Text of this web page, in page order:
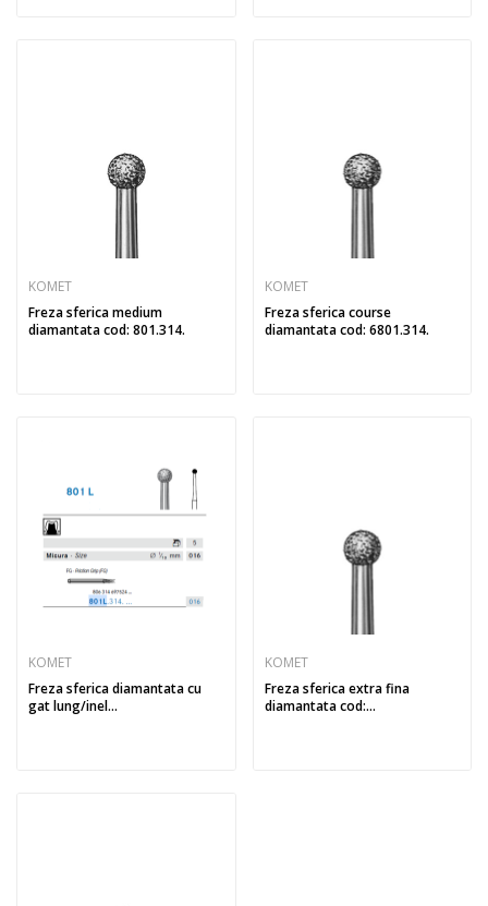
KOMET
Freza sferica medium
diamantata cod: 801.314.
KOMET
Freza sferica course
diamantata cod: 6801.314.
KOMET
Freza sferica diamantata cu
gat lung/inel...
KOMET
Freza sferica extra fina
diamantata cod:...